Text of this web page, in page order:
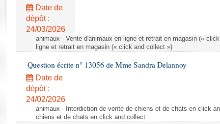
Rapports législatifs
Rapports sur l'application des lois
Baromètre de l’application des lois
Dossiers législatifs
Budget et sécurité sociale
Questions écrites et orales
Comptes rendus des débats
Date de
dépôt :
24/03/2026
animaux - Vente d'animaux en ligne et retrait en magasin («
ligne et retrait en magasin (« click and collect »)
Question écrite n° 13056 de Mme Sandra Delannoy
Date de
dépôt :
24/02/2026
animaux - Interdiction de vente de chiens et de chats en click
chiens et de chats en click and collect